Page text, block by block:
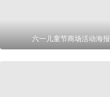
六一儿童节商场活动海报